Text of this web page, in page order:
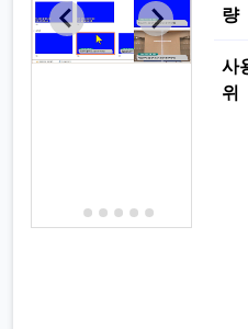
량
사
위